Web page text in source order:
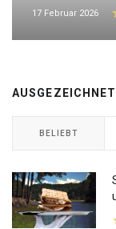
17 Februar 2026
AUSGEZEICHNET
BELIEBT